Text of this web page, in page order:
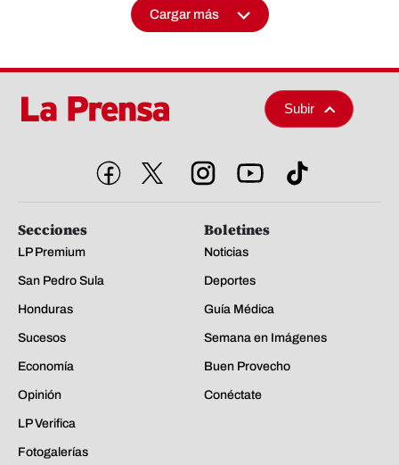
Cargar más
Subir
Secciones
LP Premium
San Pedro Sula
Honduras
Sucesos
Economía
Opinión
LP Verifica
Fotogalerías
Boletines
Noticias
Deportes
Guía Médica
Semana en Imágenes
Buen Provecho
Conéctate